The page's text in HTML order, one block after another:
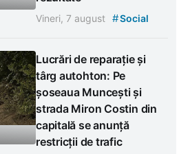
Vineri, 7 august #Social
Lucrări de reparație și
târg autohton: Pe
șoseaua Muncești și
strada Miron Costin din
capitală se anunță
restricții de trafic